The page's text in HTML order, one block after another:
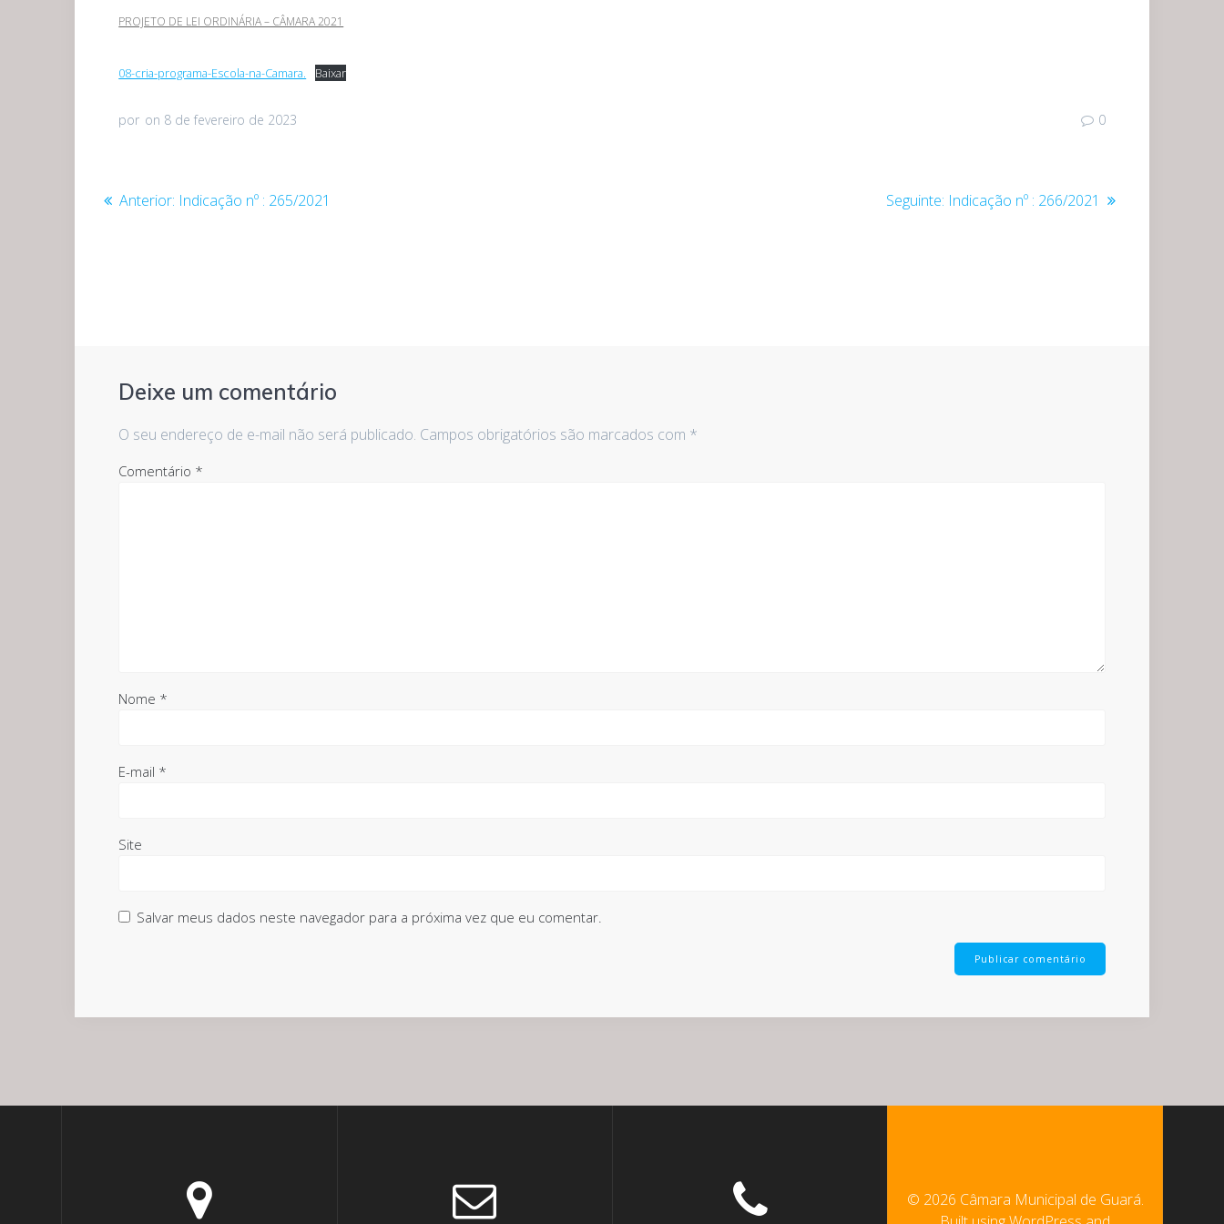
PROJETO DE LEI ORDINÁRIA – CÂMARA 2021
08-cria-programa-Escola-na-Camara. Baixar
por on 8 de fevereiro de 2023 0
Navegação
Anterior: Post
Indicação nº : 265/2021 Seguinte: Post
Indicação nº : 266/2021
Deixe um comentário
O seu endereço de e-mail não será publicado. Campos obrigatórios são marcados com *
Comentário *
Nome *
E-mail *
Site
Salvar meus dados neste navegador para a próxima vez que eu comentar.
© 2026 Câmara Municipal de Guará.